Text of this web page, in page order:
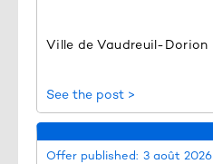
Ville de Vaudreuil-Dorion
See the post >
Offer published: 3 août 2026